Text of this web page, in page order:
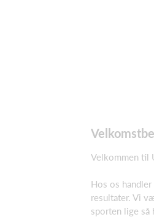
Velkommen til
Hos os
resultater. Vi
sporten lige så